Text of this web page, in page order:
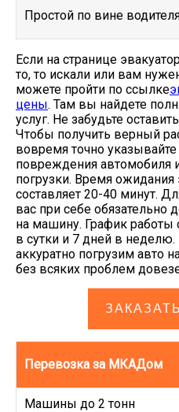
Простой по вине
Если на странице
то, то искали или вам
можете пройти по ссылке
цены. Там вы найдете
услуг. Не забудьте
Чтобы получить верный
вовремя точно
повреждения автомобиля
погрузки. Время
составляет 20-40 минут.
вас при себе
на машину. График работы
в сутки и 7 дней в
аккуратно погрузим авто
без всяких проблем
Перевозка за МКАДом
Машины до 2 тонн